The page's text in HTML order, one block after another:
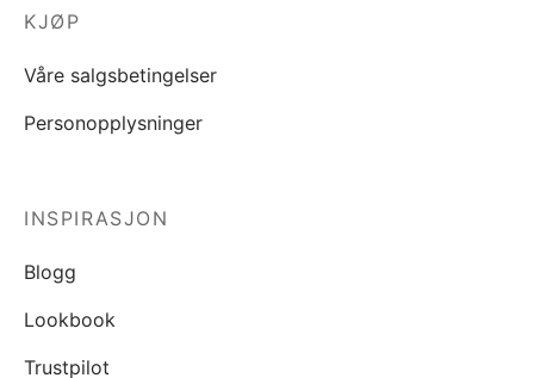
KJØP
Våre salgsbetingelser
Personopplysninger
INSPIRASJON
Blogg
Lookbook
Trustpilot